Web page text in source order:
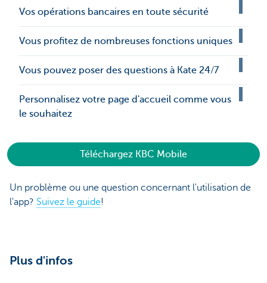
Vos opérations bancaires en toute sécurité
Vous profitez de nombreuses fonctions uniques
Vous pouvez poser des questions à Kate 24/7
Personnalisez votre page d'accueil comme vous
le souhaitez
Téléchargez KBC Mobile
Un problème ou une question concernant l'utilisation de
l'app? Suivez le guide!
Plus d'infos